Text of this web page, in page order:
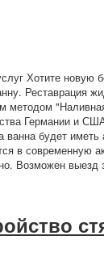
Хотите новую
Реставрация
методом
Германии и
будет
в современную
Возможен выезд